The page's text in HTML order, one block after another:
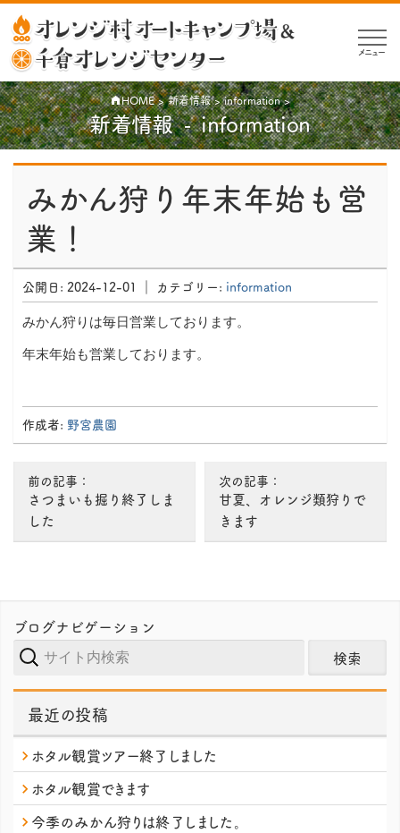
メニュー
HOME>新着情報>information>
新着情報 information
information
みかん狩り年末年始も営
業！
公開日: 2024-12-01 ｜ カテゴリー: information
みかん狩りは毎日営業しております。
年末年始も営業しております。
作成者: 野宮農園
前の記事：
さつまいも掘り終了しま
した
次の記事：
甘夏、オレンジ類狩りで
きます
ブログナビゲーション
ト
検
最近の投稿
ホタル観賞ツアー終了しました
ホタル観賞できます
今季のみかん狩りは終了しました。